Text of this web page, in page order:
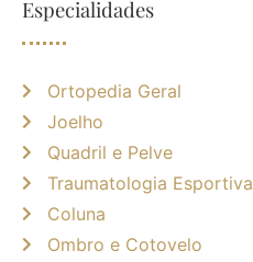
Especialidades
Ortopedia Geral
Joelho
Quadril e Pelve
Traumatologia Esportiva
Coluna
Ombro e Cotovelo